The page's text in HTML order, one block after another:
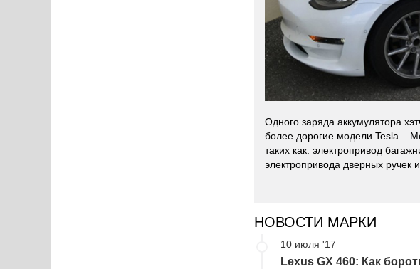
Одного заряда аккумулятора
более дорогие модели Tesla –
таких как: электропривод
электропривода дверных ручек
НОВОСТИ МАРКИ
10 июля '17
Lexus GX 460: Как